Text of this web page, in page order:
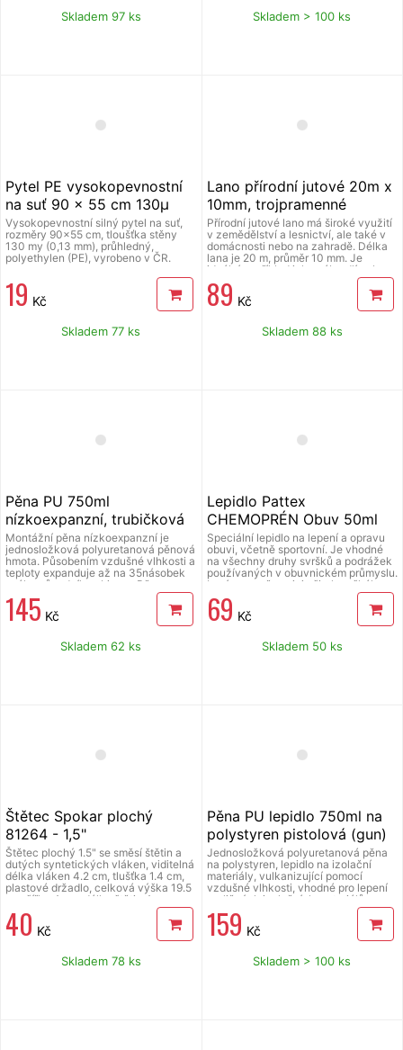
vyznačuje vynikající počáteční
přídržností a výrazně snižuje potřebu
polyetylenu, polypropylenu. Je
určeno pro lepení i tmelení jak v
primeru, nevytváří bublinky a je
snadno zpracovatelný. Nezanechává
skvrny na porézních materiálech.
Skladem 97 ks Skladem > 100 ks
Pytel PE vysokopevnostní
na suť 90 x 55 cm 130µ
transparentní
Vysokopevnostní silný pytel na suť,
rozměry 90x55 cm, tloušťka stěny
130 my (0,13 mm), průhledný,
polyethylen (PE), vyrobeno v ČR.
19 Kč
Skladem 77 ks
Lano přírodní jutové 20m x
10mm, trojpramenné
Přírodní jutové lano má široké využití
v zemědělství a lesnictví, ale také v
domácnosti nebo na zahradě. Délka
lana je 20 m, průměr 10 mm. Je
ideální například jako zábradlí nebo
opora pro květiny. Kroucená jutová
lana a provazy jsou velmi oblíbeným
dekoračním prvkem v interiéru i
pevný ani odolný vůči vlivům
prostředí, neklouže v ruce.
89 Kč
Skladem 88 ks
Pěna PU 750ml
nízkoexpanzní, trubičková
Mastersil
Montážní pěna nízkoexpanzní je
jednosložková polyuretanová pěnová
hmota. Působením vzdušné vlhkosti a
teploty expanduje až na 35násobek
svého původního objemu. Pěna
odolává plísním, vodě, neodolává UV
záření, dá se přetírat.Montážní pěna
nízkoexpanzní je vhodná pro vnitřní i
těsnění dveřních a okenních rámů,
lepení parapetů, opravy zdiva, omítky
145 Kč
Skladem 62 ks
Lepidlo Pattex
CHEMOPRÉN Obuv 50ml
Speciální lepidlo na lepení a opravu
obuvi, včetně sportovní. Je vhodné
na všechny druhy svršků a podrážek
používaných v obuvnickém průmyslu.
Lepí a pevně spojuje širokou škálu
materiálů: kov, gumu, kůži, koženku,
korek, plsť, textil, měkčené PVC, ABS,
pěnové materiály, dřevo apod.
rozdílné tvrdosti jako jsou PVC,
polykarbonát, plexisklo, ABS apod.
69 Kč
Skladem 50 ks
Štětec Spokar plochý
81264 - 1,5"
Štětec plochý 1.5" se směsí štětin a
dutých syntetických vláken, viditelná
délka vláken 4.2 cm, tlušťka 1.4 cm,
plastové držadlo, celková výška 19.5
cm, šířka 4 cm, délka štětin 4 cm.
40 Kč
Skladem 78 ks
Pěna PU lepidlo 750ml na
polystyren pistolová (gun)
Mastersil
Jednosložková polyuretanová pěna
na polystyren, lepidlo na izolační
materiály, vulkanizující pomocí
vzdušné vlhkosti, vhodné pro lepení
rozličných izolačních materiálů,
zejména pěnový a extrudovaný
polystyren, desky z polyuretanu,
polyisokyanurátu, sádrokarton, OB
omítka, cihla, beton, kámen, dřevo,
kov, vydatnost až 10 m2.
159 Kč
Skladem > 100 ks